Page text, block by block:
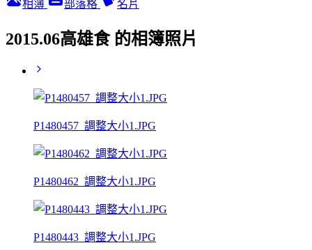
相簿 部落格 名片
2015.06高雄食 的相簿照片
P1480457_調整大小1.JPG
P1480462_調整大小1.JPG
P1480443_調整大小1.JPG